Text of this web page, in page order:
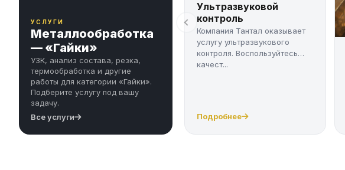
УСЛУГИ
Металлообработка
— «Гайки»
УЗК, анализ состава, резка,
термообработка и другие
работы для категории «Гайки».
Подберите услугу под вашу
задачу.
Все услуги
Ультразвуковой
контроль
Компания Тантал оказывает
услугу ультразвукового
контроля. Воспользуйтесь
качест...
Подробнее